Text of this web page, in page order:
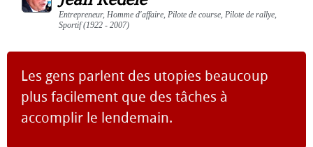
Entrepreneur, Homme d'affaire, Pilote de course, Pilote de rallye,
Sportif (1922 - 2007)
Les gens parlent des utopies beaucoup
plus facilement que des tâches à
accomplir le lendemain.